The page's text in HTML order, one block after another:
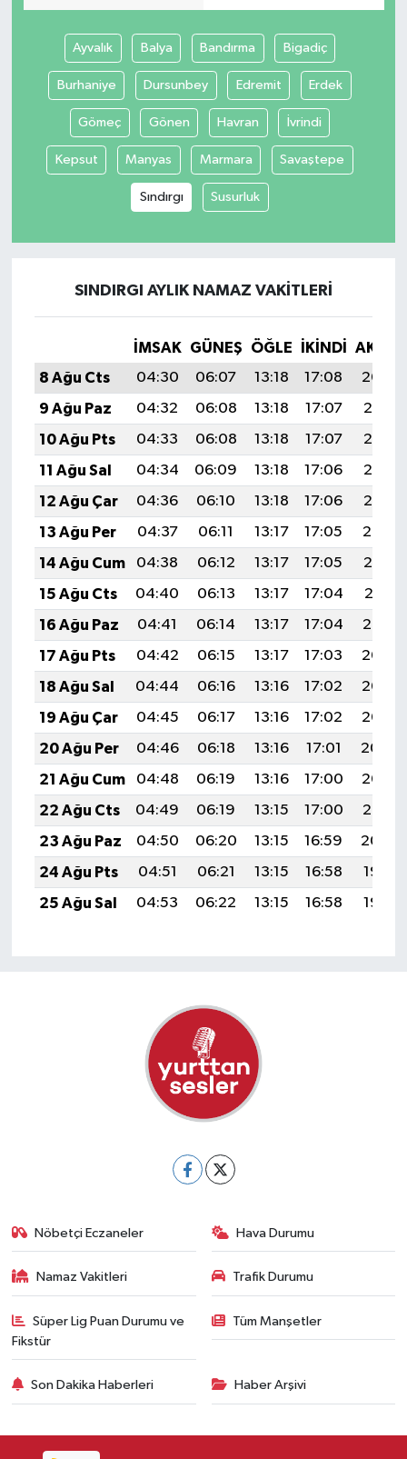
Ayvalık Balya Bandırma Bigadiç
Burhaniye Dursunbey Edremit Erdek
Gömeç Gönen Havran İvrindi
Kepsut Manyas Marmara Savaştepe
Sındırgı Susurluk
SINDIRGI AYLIK NAMAZ VAKITLERI
İMSAK GÜNEŞ ÖĞLE İKINDI
8 Ağu Cts
04:30 06:07 13:18 17:08
20:20
9 Ağu Paz
04:32 06:08 13:18 17:07
20:18
10 Ağu Pts
04:33 06:08 13:18 17:07
20:17
11 Ağu Sal
04:34 06:09 13:18 17:06
20:16
12 Ağu Çar
04:36 06:10 13:18 17:06
20:15
13 Ağu Per
04:37 06:11 13:17 17:05
20:14
14 Ağu Cum
04:38 06:12 13:17 17:05
20:12
15 Ağu Cts
04:40 06:13 13:17 17:04
20:11
16 Ağu Paz
04:41 06:14 13:17 17:04
20:10
17 Ağu Pts
04:42 06:15 13:17 17:03
20:08
18 Ağu Sal
04:44 06:16 13:16 17:02
20:07
19 Ağu Çar
04:45 06:17 13:16 17:02
20:06
20 Ağu Per
04:46 06:18 13:16 17:01
20:04
21 Ağu Cum
04:48 06:19 13:16 17:00
20:03
22 Ağu Cts
04:49 06:19 13:15 17:00
20:01
23 Ağu Paz
04:50 06:20 13:15 16:59
20:00
24 Ağu Pts
04:51 06:21 13:15 16:58
19:58
25 Ağu Sal
04:53 06:22 13:15 16:58 19:57
Nöbetçi Eczaneler Hava Durumu
Namaz Vakitleri Trafik Durumu
Süper Lig Puan Durumu ve
Fikstür
Tüm Manşetler
Son Dakika Haberleri Haber Arşivi